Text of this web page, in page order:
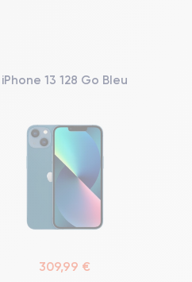
iPhone 13 128 Go Bleu
309,99 €